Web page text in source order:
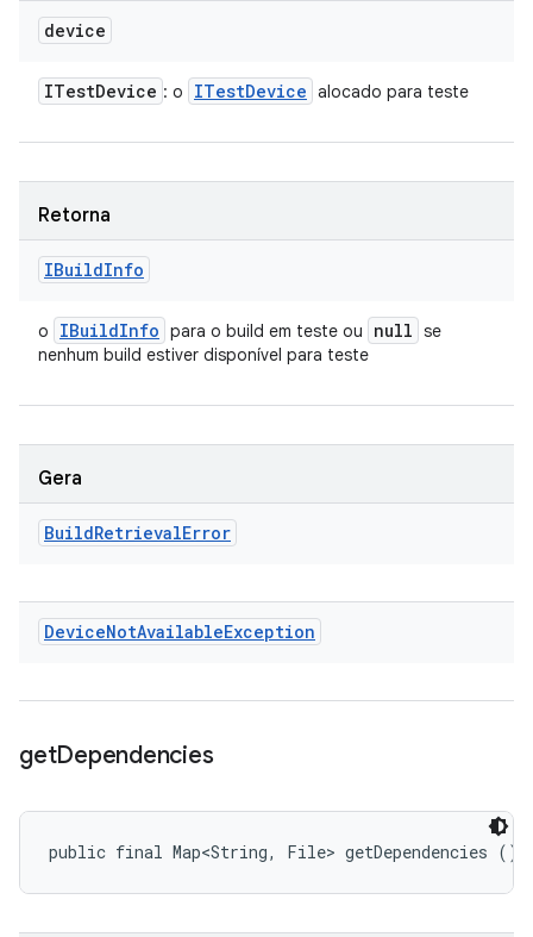
device
ITestDevice : o ITestDevice alocado para teste
Retorna
IBuildInfo
o IBuildInfo para o build em teste ou null se
nenhum build estiver disponível para teste
Gera
BuildRetrievalError
DeviceNotAvailableException
getDependencies
public final Map<String, File> getDependencies ()